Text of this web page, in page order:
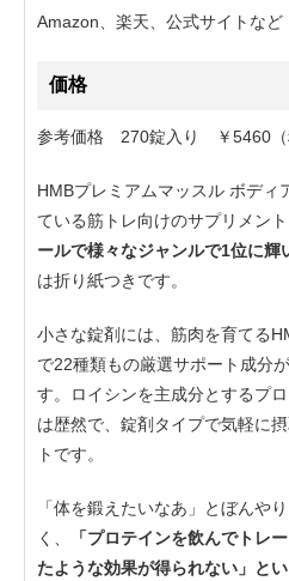
Amazon、楽天、公式サイトなど
価格
参考価格 270錠入り ￥5460（
HMBプレミアムマッスル ボディ
ている筋トレ向けのサプリメント
ールで様々なジャンルで1位に輝
は折り紙つきです。
小さな錠剤には、筋肉を育てる
で22種類もの厳選サポート成分
す。ロイシンを主成分とするプ
は歴然で、錠剤タイプで気軽に
トです。
「体を鍛えたいなあ」とぼんや
く、
「プロテインを飲んでトレ
たような効果が得られない」と